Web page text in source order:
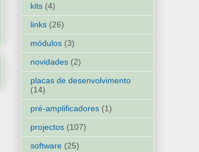
kits (4)
links (26)
módulos (3)
novidades (2)
placas de desenvolvimento
(14)
pré-amplificadores (1)
projectos (107)
software (25)